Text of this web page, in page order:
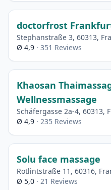
doctorfrost
Stephanstraße 3, 60313,
Ø 4,9 · 351 Reviews
Khaosan
Wellnessmassage
Schäfergasse 2a-4, 60313,
Ø 4,9 · 235 Reviews
Solu face massage
Rotlintstraße 11, 60316,
Ø 5,0 · 21 Reviews